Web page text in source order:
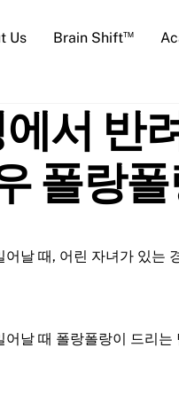
Us Brain Shift™
서 반
폴랑
날 때, 어린 자녀가 있는
날 때 폴랑폴랑이 드리는